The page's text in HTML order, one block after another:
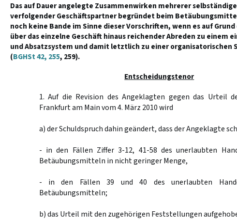
Das auf Dauer angelegte Zusammenwirken mehrerer
verfolgender Geschäftspartner begründet beim
noch keine Bande im Sinne dieser Vorschriften, wenn es auf
über das einzelne Geschäft hinaus reichender Abreden zu einem
und Absatzsystem und damit letztlich zu einer
(BGHSt 42, 255, 259).
Entscheidungstenor
1. Auf die Revision des Angeklagten gegen das Urteil
Frankfurt am Main vom 4. März 2010 wird
a) der Schuldspruch dahin geändert, dass der Angeklagte
- in den Fällen Ziffer 3-12, 41-58 des unerlaubten
Betäubungsmitteln in nicht geringer Menge,
- in den Fällen 39 und 40 des unerlaubten
Betäubungsmitteln;
b) das Urteil mit den zugehörigen Feststellungen